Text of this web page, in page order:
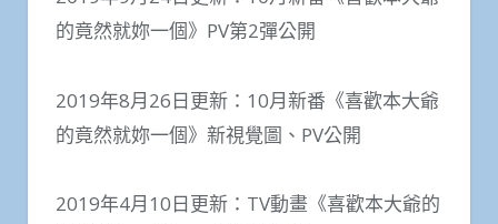
的竟然就妳一個》PV第2彈公開
2019年8月26日更新：10月新番《喜歡本大爺
的竟然就妳一個》新視覺圖、PV公開
2019年4月10日更新：TV動畫《喜歡本大爺的